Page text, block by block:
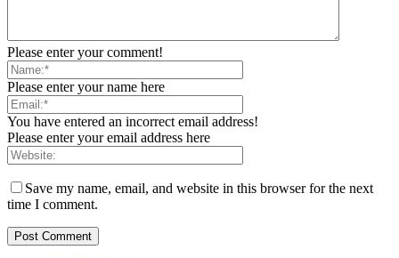
Please enter your comment!
Please enter your name here
You have entered an incorrect email address!
Please enter your email address here
Save my name, email, and website in this browser for the next
time I comment.